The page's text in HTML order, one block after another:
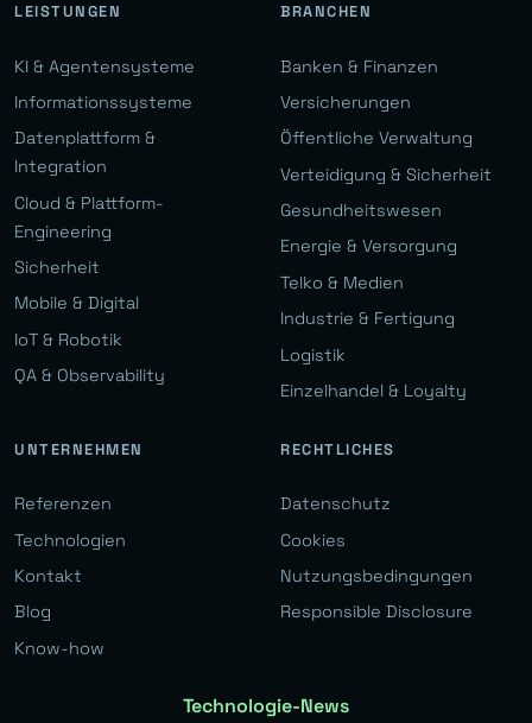
LEISTUNGEN
KI & Agentensysteme
Informationssysteme
Datenplattform &
Integration
Cloud & Plattform-
Engineering
Sicherheit
Mobile & Digital
IoT & Robotik
QA & Observability
BRANCHEN
Banken & Finanzen
Versicherungen
Öffentliche Verwaltung
Verteidigung & Sicherheit
Gesundheitswesen
Energie & Versorgung
Telko & Medien
Industrie & Fertigung
Logistik
Einzelhandel & Loyalty
UNTERNEHMEN
Referenzen
Technologien
Kontakt
Blog
Know-how
RECHTLICHES
Datenschutz
Cookies
Nutzungsbedingungen
Responsible Disclosure
Technologie-News